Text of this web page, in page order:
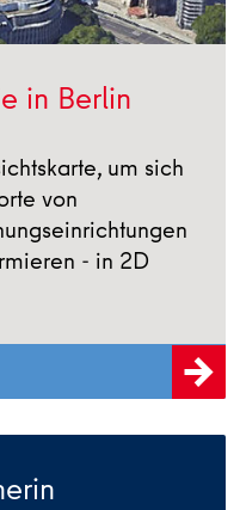
in Berlin
um sich
von
- in 2D